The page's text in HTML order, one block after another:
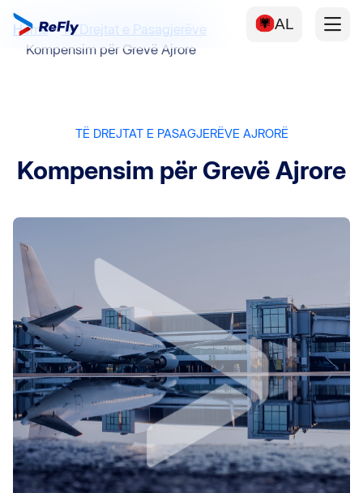
AL
Home
Të Drejtat e Pasagjerëve
Kompensim për Grevë Ajrore
TË DREJTAT E PASAGJERËVE AJRORË
Kompensim për Grevë Ajrore